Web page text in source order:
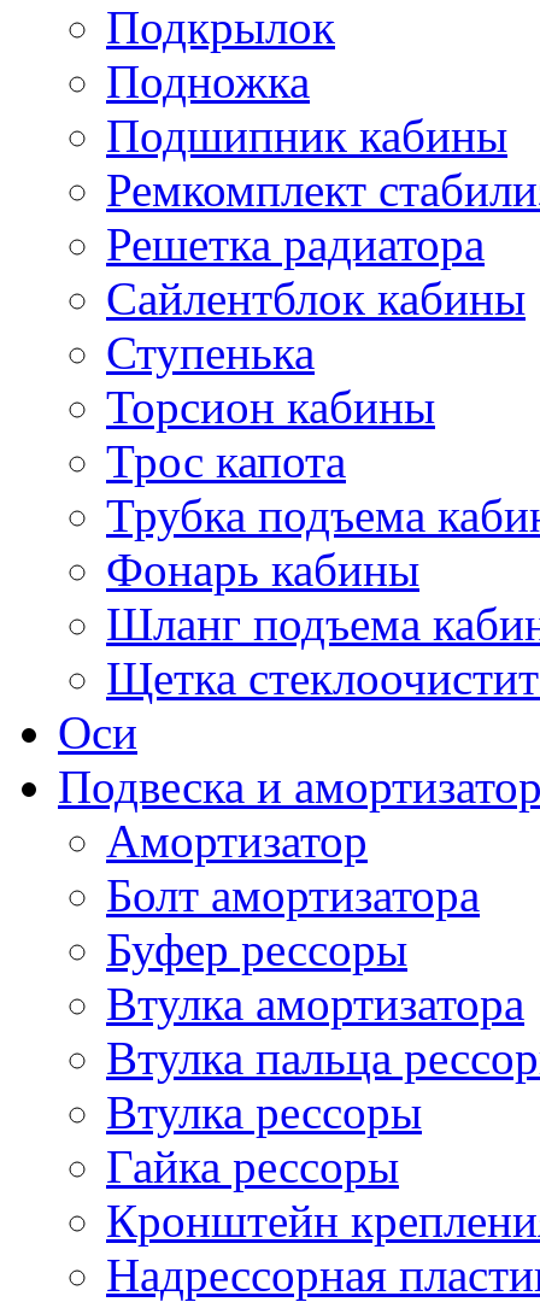
Подкрылок
Подножка
Подшипник кабины
Ремкомплект
Решетка радиатора
Сайлентблок кабины
Ступенька
Торсион кабины
Трос капота
Трубка подъема
Фонарь кабины
Шланг подъема
Щетка
Оси
Подвеска и
Амортизатор
Болт амортизатора
Буфер рессоры
Втулка амортизатора
Втулка пальца
Втулка рессоры
Гайка рессоры
Кронштейн
Надрессорная